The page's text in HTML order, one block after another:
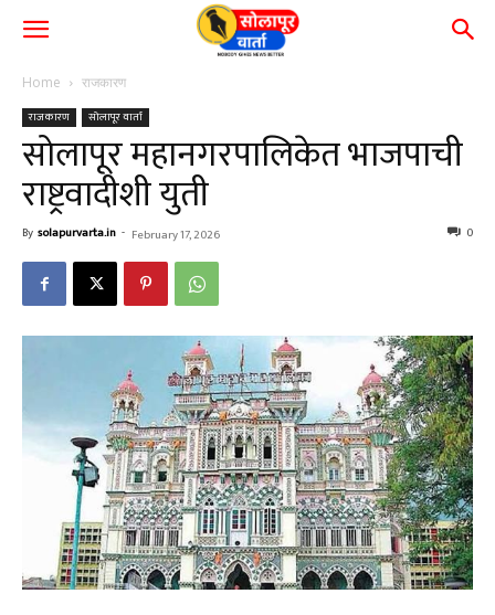
Home राजकारण
राजकारण सोलापूर वार्ता
सोलापूर महानगरपालिकेत भाजपाची
राष्ट्रवादीशी युती
By solapurvarta.in - February 17, 2026 0